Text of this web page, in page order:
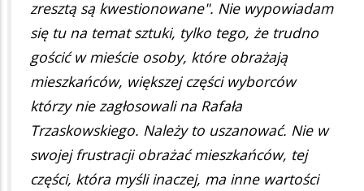
zresztą są kwestionowane". Nie wypowiadam
się tu na temat sztuki, tylko tego, że trudno
gościć w mieście osoby, które obrażają
mieszkańców, większej części wyborców
którzy nie zagłosowali na Rafała
Trzaskowskiego. Należy to uszanować. Nie w
swojej frustracji obrażać mieszkańców, tej
części, która myśli inaczej, ma inne wartości